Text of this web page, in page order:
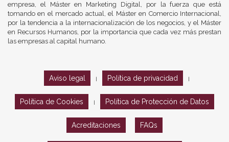
empresa, el Máster en Marketing Digital, por la fuerza que está
tomando en el mercado actual, el Máster en Comercio Internacional,
por la tendencia a la internacionalización de los negocios, y el Máster
en Recursos Humanos, por la importancia que cada vez más prestan
las empresas al capital humano.
Aviso legal Política de privacidad
Política de Cookies Política de Protección de Datos
Acreditaciones FAQs